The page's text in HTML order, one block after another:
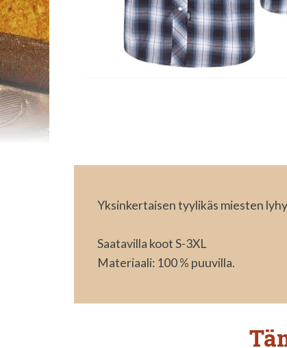
Yksinkertaisen tyylikäs miesten
Saatavilla koot S-3XL
Materiaali: 100 % puuvilla.